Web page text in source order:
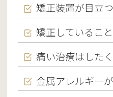
矯正装置が目立
矯正しているこ
痛い治療はした
金属アレルギー